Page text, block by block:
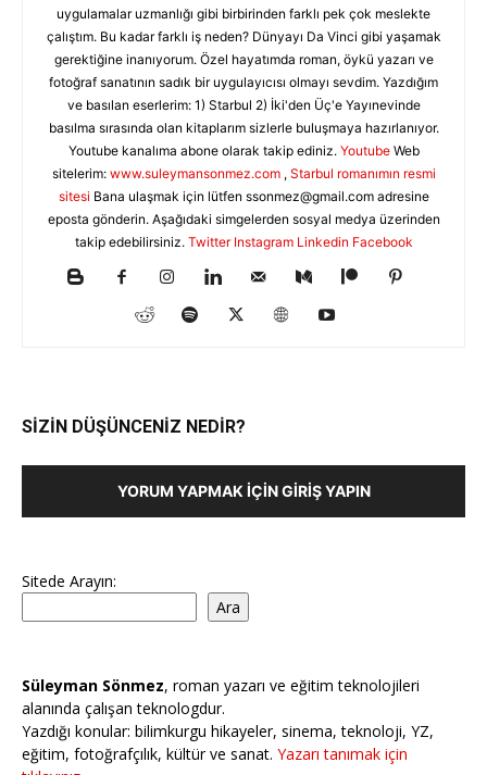
uygulamalar uzmanlığı gibi birbirinden farklı pek çok meslekte
çalıştım. Bu kadar farklı iş neden? Dünyayı Da Vinci gibi yaşamak
gerektiğine inanıyorum. Özel hayatımda roman, öykü yazarı ve
fotoğraf sanatının sadık bir uygulayıcısı olmayı sevdim. Yazdığım
ve basılan eserlerim: 1) Starbul 2) İki'den Üç'e Yayınevinde
basılma sırasında olan kitaplarım sizlerle buluşmaya hazırlanıyor.
Youtube kanalıma abone olarak takip ediniz. YoutubeWeb
sitelerim: www.suleymansonmez.com , Starbul romanımın resmi
sitesi Bana ulaşmak için lütfen ssonmez@gmail.comadresine
eposta gönderin. Aşağıdaki simgelerden sosyal medya üzerinden
takip edebilirsiniz. Twitter Instagram Linkedin Facebook
SİZİN DÜŞÜNCENİZ NEDİR?
YORUM YAPMAK İÇIN GIRIŞ YAPIN
Sitede Arayın:
Ara
Süleyman Sönmez, roman yazarı ve eğitim teknolojileri
alanında çalışan teknologdur.
Yazdığı konular: bilimkurgu hikayeler, sinema, teknoloji, YZ,
eğitim, fotoğrafçılık, kültür ve sanat. Yazarı tanımak için